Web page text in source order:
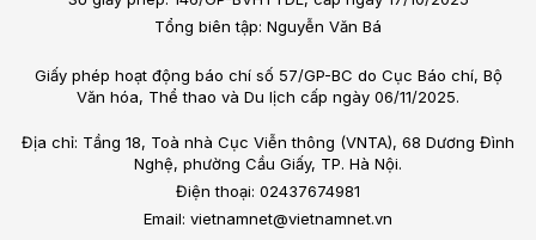
Tổng biên tập: Nguyễn Văn Bá
Giấy phép hoạt động báo chí số 57/GP-BC do Cục Báo chí, Bộ
Văn hóa, Thể thao và Du lịch cấp ngày 06/11/2025.
Địa chỉ: Tầng 18, Toà nhà Cục Viễn thông (VNTA), 68 Dương Đình
Nghệ, phường Cầu Giấy, TP. Hà Nội.
Điện thoại: 02437674981
Email: vietnamnet@vietnamnet.vn